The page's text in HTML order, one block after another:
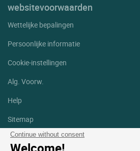
Continue without consent
websitevoorwaarden
Wettelijke bepalingen
Persoonlijke informatie
Cookie-instellingen
Alg. Voorw.
Help
Sitemap
Foto's